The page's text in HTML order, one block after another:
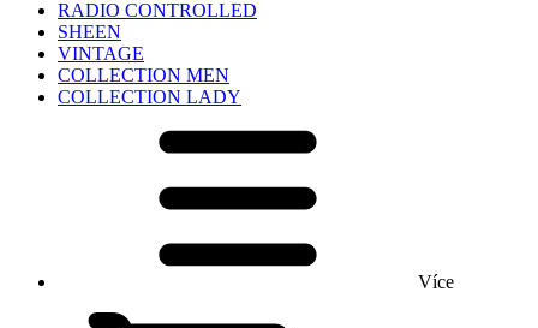
RADIO CONTROLLED
SHEEN
VINTAGE
COLLECTION MEN
COLLECTION LADY
Více